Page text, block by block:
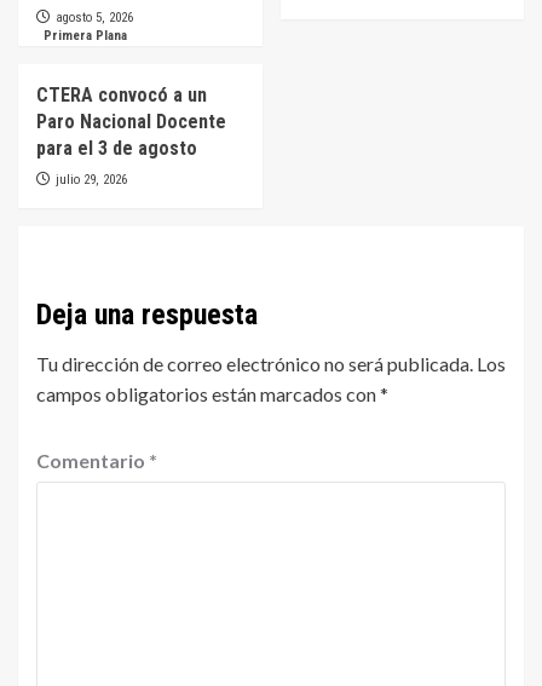
agosto 5, 2026
Primera Plana
CTERA convocó a un
Paro Nacional Docente
para el 3 de agosto
julio 29, 2026
Deja una respuesta
Tu dirección de correo electrónico no será publicada. Los
campos obligatorios están marcados con*
Comentario *